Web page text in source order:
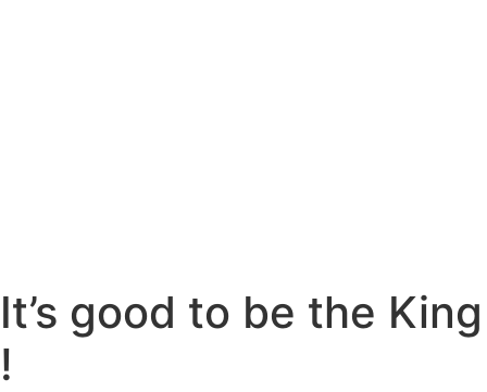
It’s good to be the King
!